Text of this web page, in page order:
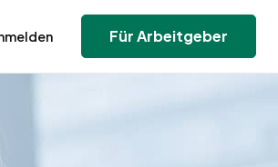
Für Arbeitgeber